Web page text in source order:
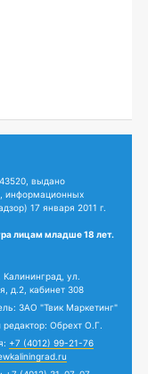
выдано
информационных
17 января 2011 г.
лицам младше 18 лет.
Калининград, ул.
д.2, кабинет 308
ЗАО "Твик Маркетинг"
Обрехт О.Г.
+7 (4012) 99-21-76